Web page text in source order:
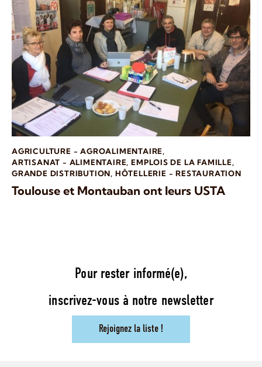
AGRICULTURE - AGROALIMENTAIRE,
ARTISANAT - ALIMENTAIRE,EMPLOIS DE LA FAMILLE,
GRANDE DISTRIBUTION, HÔTELLERIE - RESTAURATION
Toulouse et Montauban ont leurs USTA
Pour rester informé(e),
inscrivez-vous à notre newsletter
Rejoignez la liste !